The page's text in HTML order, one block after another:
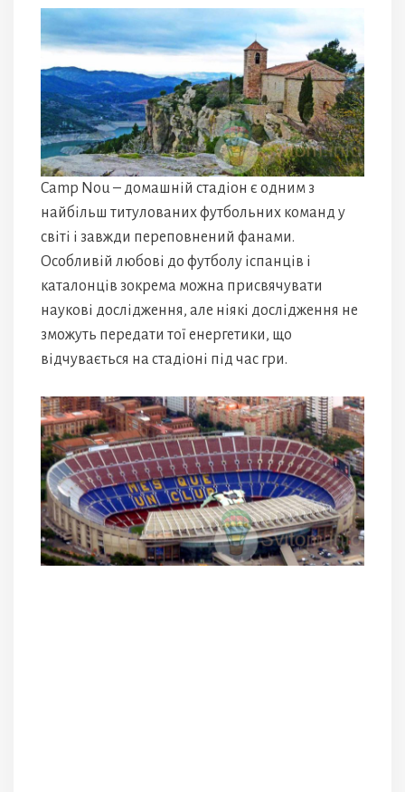
Camp Nou – домашній стадіон є одним з
найбільш титулованих футбольних команд у
світі і завжди переповнений фанами.
Особливій любові до футболу іспанців і
каталонців зокрема можна присвячувати
наукові дослідження, але ніякі дослідження не
зможуть передати тої енергетики, що
відчувається на стадіоні під час гри.